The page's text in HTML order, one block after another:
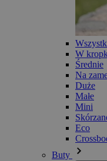
W
Średnie
Na
Duże
Małe
Mini
Eco
Buty